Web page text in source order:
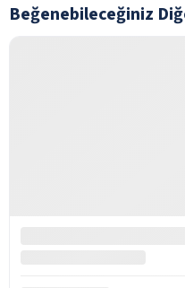
Beğenebileceğiniz